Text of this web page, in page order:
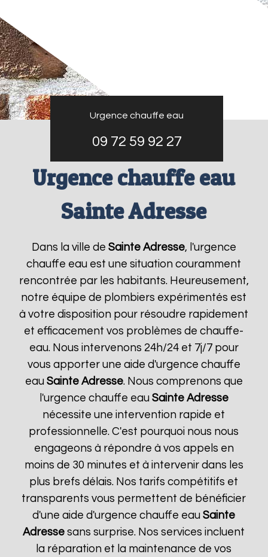
Urgence chauffe eau
09 72 59 92 27
Urgence chauffe eau
Sainte Adresse
Dans la ville de Sainte Adresse, l'urgence
chauffe eau est une situation couramment
rencontrée par les habitants. Heureusement,
notre équipe de plombiers expérimentés est
à votre disposition pour résoudre rapidement
et efficacement vos problèmes de chauffe-
eau. Nous intervenons 24h/24 et 7j/7 pour
vous apporter une aide d'urgence chauffe
eau Sainte Adresse. Nous comprenons que
l'urgence chauffe eau Sainte Adresse
nécessite une intervention rapide et
professionnelle. C'est pourquoi nous nous
engageons à répondre à vos appels en
moins de 30 minutes et à intervenir dans les
plus brefs délais. Nos tarifs compétitifs et
transparents vous permettent de bénéficier
d'une aide d'urgence chauffe eauSainte
Adresse sans surprise. Nos services incluent
la réparation et la maintenance de vos